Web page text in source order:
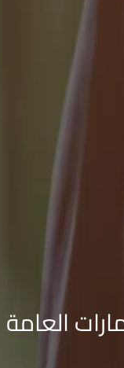
العامة